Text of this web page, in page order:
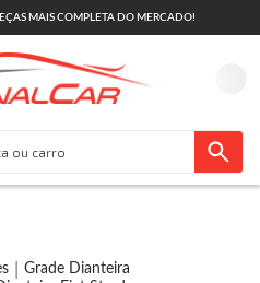
MAIS COMPLETA DO MERCADO!
Grade Dianteira